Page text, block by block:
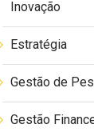
Inovação
Estratégia
Gestão de
Gestão